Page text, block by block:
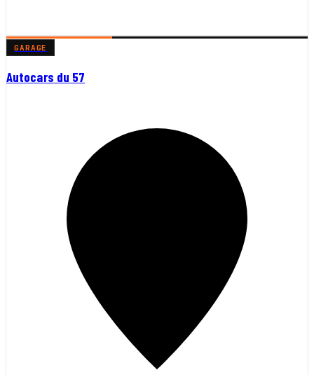
GARAGE
Autocars du 57